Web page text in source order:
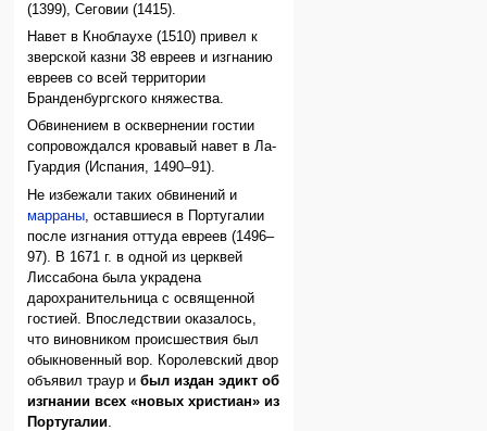
(1399), Сеговии (1415).
Навет в Кноблаухе (1510) привел к
зверской казни 38 евреев и изгнанию
евреев со всей территории
Бранденбургского княжества.
Обвинением в осквернении гостии
сопровождался кровавый навет в Ла-
Гуардия (Испания, 1490–91).
Не избежали таких обвинений и
марраны, оставшиеся в Португалии
после изгнания оттуда евреев (1496–
97). В 1671 г. в одной из церквей
Лиссабона была украдена
дарохранительница с освященной
гостией. Впоследствии оказалось,
что виновником происшествия был
обыкновенный вор. Королевский двор
объявил траур ибыл издан эдикт об
изгнании всех «новых христиан» из
Португалии.